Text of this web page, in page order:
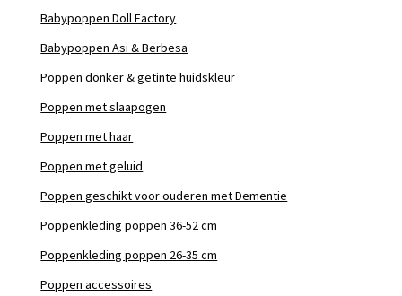
Babypoppen Doll Factory
Babypoppen Asi & Berbesa
Poppen donker & getinte huidskleur
Poppen met slaapogen
Poppen met haar
Poppen met geluid
Poppen geschikt voor ouderen met Dementie
Poppenkleding poppen 36-52 cm
Poppenkleding poppen 26-35 cm
Poppen accessoires